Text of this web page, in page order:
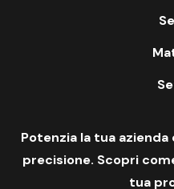
Potenzia la tua
precisione. Scopri
tua